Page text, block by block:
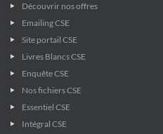
Découvrir nos offres
Emailing CSE
Site portail CSE
Livres Blancs CSE
Enquête CSE
Nos fichiers CSE
Essentiel CSE
Intégral CSE